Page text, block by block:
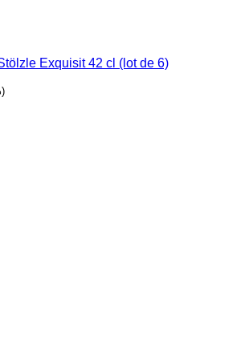
Exquisit 42 cl (lot de 6)